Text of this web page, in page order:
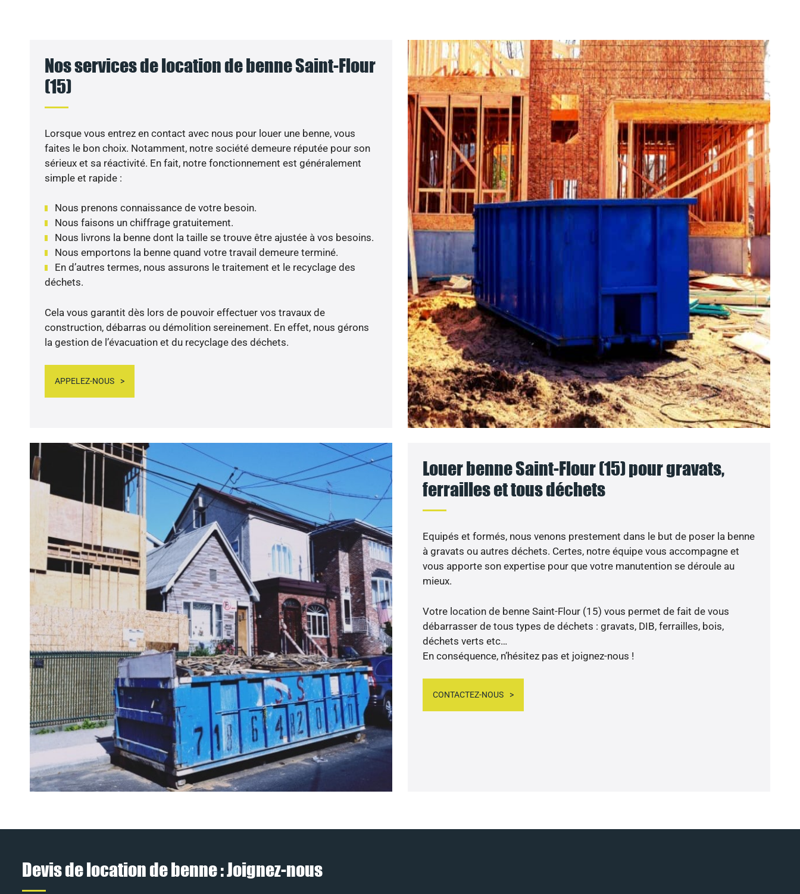
Nos services de location de benne Saint-Flour
(15)
Lorsque vous entrez en contact avec nous pour louer une benne, vous
faites le bon choix. Notamment, notre société demeure réputée pour son
sérieux et sa réactivité. En fait, notre fonctionnement est généralement
simple et rapide :
Nous prenons connaissance de votre besoin.
Nous faisons un chiffrage gratuitement.
Nous livrons la benne dont la taille se trouve être ajustée à vos besoins.
Nous emportons la benne quand votre travail demeure terminé.
En d’autres termes, nous assurons le traitement et le recyclage des
déchets.
Cela vous garantit dès lors de pouvoir effectuer vos travaux de
construction, débarras ou démolition sereinement. En effet, nous gérons
la gestion de l’évacuation et du recyclage des déchets.
APPELEZ-NOUS
Louer benne Saint-Flour (15) pour gravats,
ferrailles et tous déchets
Equipés et formés, nous venons prestement dans le but de poser la benne
à gravats ou autres déchets. Certes, notre équipe vous accompagne et
vous apporte son expertise pour que votre manutention se déroule au
mieux.
Votre location de benne Saint-Flour (15) vous permet de fait de vous
débarrasser de tous types de déchets : gravats, DIB, ferrailles, bois,
déchets verts etc…
En conséquence, n’hésitez pas et joignez-nous !
CONTACTEZ-NOUS
Devis de location de benne : Joignez-nous